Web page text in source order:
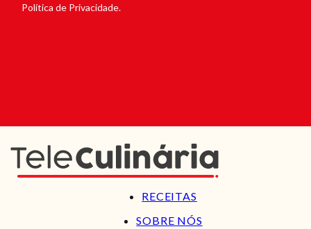
Política de Privacidade.
RECEITAS
SOBRE NÓS